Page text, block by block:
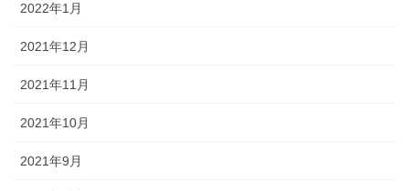
2022年1月
2021年12月
2021年11月
2021年10月
2021年9月